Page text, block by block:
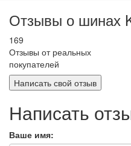
Отзывы о шинах
169
Отзывы от реальных
покупателей
Написать свой отзыв
Написать
Ваше имя: